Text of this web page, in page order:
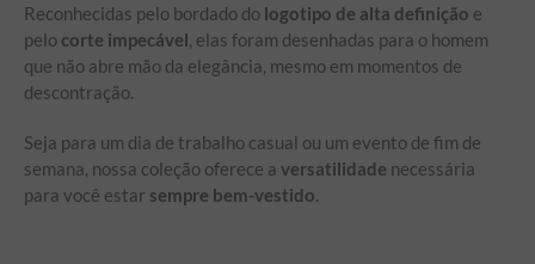
Reconhecidas pelo bordado do logotipo de alta definição e
pelo corte impecável, elas foram desenhadas para o homem
que não abre mão da elegância, mesmo em momentos de
descontração.
Seja para um dia de trabalho casual ou um evento de fim de
semana, nossa coleção oferece a versatilidade necessária
para você estar sempre bem-vestido.